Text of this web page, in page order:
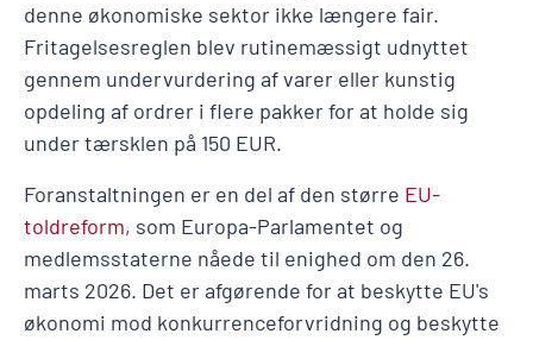
denne økonomiske sektor ikke længere fair.
Fritagelsesreglen blev rutinemæssigt udnyttet
gennem undervurdering af varer eller kunstig
opdeling af ordrer i flere pakker for at holde sig
under tærsklen på 150 EUR.
Foranstaltningen er en del af den større EU-
toldreform, som Europa-Parlamentet og
medlemsstaterne nåede til enighed om den 26.
marts 2026. Det er afgørende for at beskytte EU's
økonomi mod konkurrenceforvridning og beskytte